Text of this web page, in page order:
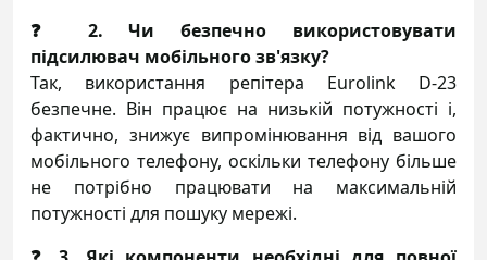
❓ 2. Чи безпечно використовувати
підсилювач мобільного зв'язку?
Так, використання репітера Eurolink D-23
безпечне. Він працює на низькій потужності і,
фактично, знижує випромінювання від вашого
мобільного телефону, оскільки телефону більше
не потрібно працювати на максимальній
потужності для пошуку мережі.